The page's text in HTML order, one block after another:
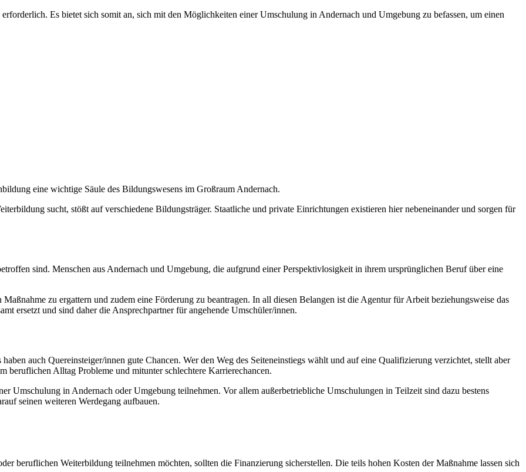
Es bietet sich somit an, sich mit den Möglichkeiten einer Umschulung in Andernach und Umgebung zu befassen, um einen
eine wichtige Säule des Bildungswesens im Großraum Andernach.
sucht, stößt auf verschiedene Bildungsträger. Staatliche und private Einrichtungen existieren hier nebeneinander und sorgen für
sind. Menschen aus Andernach und Umgebung, die aufgrund einer Perspektivlosigkeit in ihrem ursprünglichen Beruf über eine
zu ergattern und zudem eine Förderung zu beantragen. In all diesen Belangen ist die Agentur für Arbeit beziehungsweise das
ersetzt und sind daher die Ansprechpartner für angehende Umschüler/innen.
auch Quereinsteiger/innen gute Chancen. Wer den Weg des Seiteneinstiegs wählt und auf eine Qualifizierung verzichtet, stellt aber
Alltag Probleme und mitunter schlechtere Karrierechancen.
Umschulung in Andernach oder Umgebung teilnehmen. Vor allem außerbetriebliche Umschulungen in Teilzeit sind dazu bestens
seinen weiteren Werdegang aufbauen.
beruflichen Weiterbildung teilnehmen möchten, sollten die Finanzierung sicherstellen. Die teils hohen Kosten der Maßnahme lassen sich